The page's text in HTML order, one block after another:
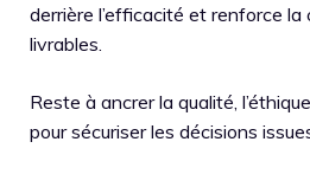
derrière l’efficacité et renforce
livrables.
Reste à ancrer la qualité,
pour sécuriser les décisions